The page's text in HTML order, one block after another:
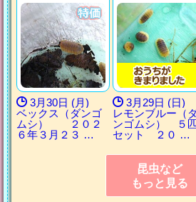
3月30日 (月)
ベックス（ダンゴ
ムシ） ２０２
６年３月２３ …
3月29日 (日)
レモンブルー（
ンゴムシ） ５
セット ２０ …
昆虫など
もっと見る